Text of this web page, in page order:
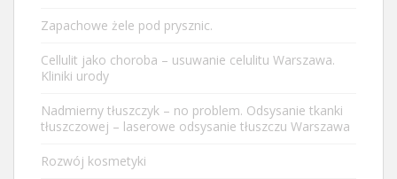
Zapachowe żele pod prysznic.
Cellulit jako choroba – usuwanie celulitu Warszawa.
Kliniki urody
Nadmierny tłuszczyk – no problem. Odsysanie tkanki
tłuszczowej – laserowe odsysanie tłuszczu Warszawa
Rozwój kosmetyki